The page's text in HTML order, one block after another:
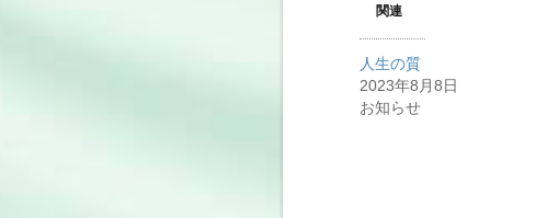
関連
人生の質
2023年8月8日
お知らせ